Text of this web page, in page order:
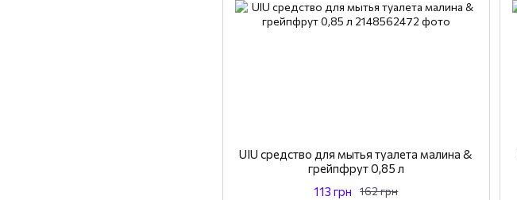
UIU средство для мытья туалета малина &
грейпфрут 0,85 л
162 грн
113 грн